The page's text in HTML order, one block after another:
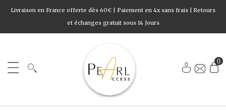
Livraison en France offerte dès 60€ | Paiement en 4x sans frais | Retours
et échanges gratuit sous 14 Jours
0